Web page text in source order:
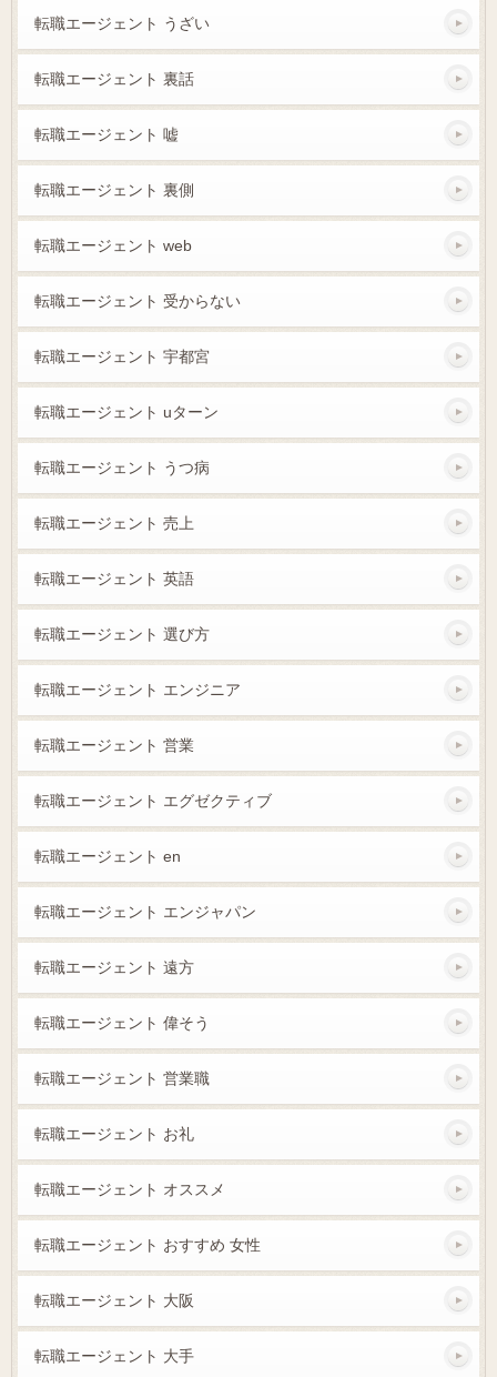
転職エージェント うざい
転職エージェント 裏話
転職エージェント 嘘
転職エージェント 裏側
転職エージェント web
転職エージェント 受からない
転職エージェント 宇都宮
転職エージェント uターン
転職エージェント うつ病
転職エージェント 売上
転職エージェント 英語
転職エージェント 選び方
転職エージェント エンジニア
転職エージェント 営業
転職エージェント エグゼクティブ
転職エージェント en
転職エージェント エンジャパン
転職エージェント 遠方
転職エージェント 偉そう
転職エージェント 営業職
転職エージェント お礼
転職エージェント オススメ
転職エージェント おすすめ 女性
転職エージェント 大阪
転職エージェント 大手